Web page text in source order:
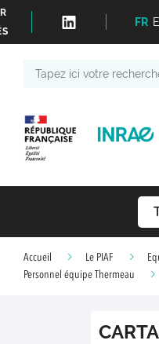
FR
Accueil Le PIAF
Personnel équipe Thermeau